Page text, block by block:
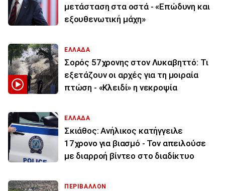
μετάσταση στα οστά - «Επώδυνη και
εξουθενωτική μάχη»
ΕΛΛΑΔΑ
Σορός 57χρονης στον Λυκαβηττό: Τι
εξετάζουν οι αρχές για τη μοιραία
πτώση - «Κλειδί» η νεκροψία
ΕΛΛΑΔΑ
Σκιάθος: Ανήλικος κατήγγειλε
17χρονο για βιασμό - Τον απειλούσε
με διαρροή βίντεο στο διαδίκτυο
ΠΕΡΙΒΑΛΛΟΝ